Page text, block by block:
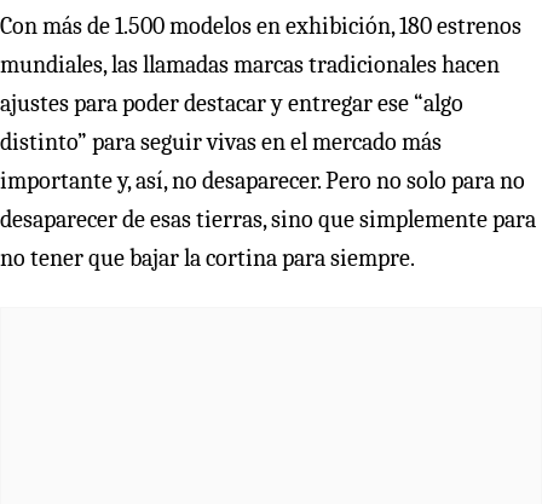
Con más de 1.500 modelos en exhibición, 180 estrenos
mundiales, las llamadas marcas tradicionales hacen
ajustes para poder destacar y entregar ese “algo
distinto” para seguir vivas en el mercado más
importante y, así, no desaparecer. Pero no solo para no
desaparecer de esas tierras, sino que simplemente para
no tener que bajar la cortina para siempre.